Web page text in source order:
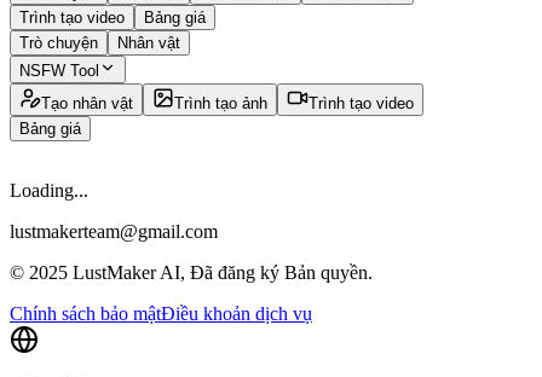
Trình tạo video
Bảng giá
Trò chuyện
Nhân vật
NSFW Tool
Tạo nhân vật
Trình tạo ảnh
Trình tạo video
Bảng giá
Loading...
lustmakerteam@gmail.com
© 2025 LustMaker AI, Đã đăng ký Bản quyền.
Chính sách bảo mậtĐiều khoản dịch vụ